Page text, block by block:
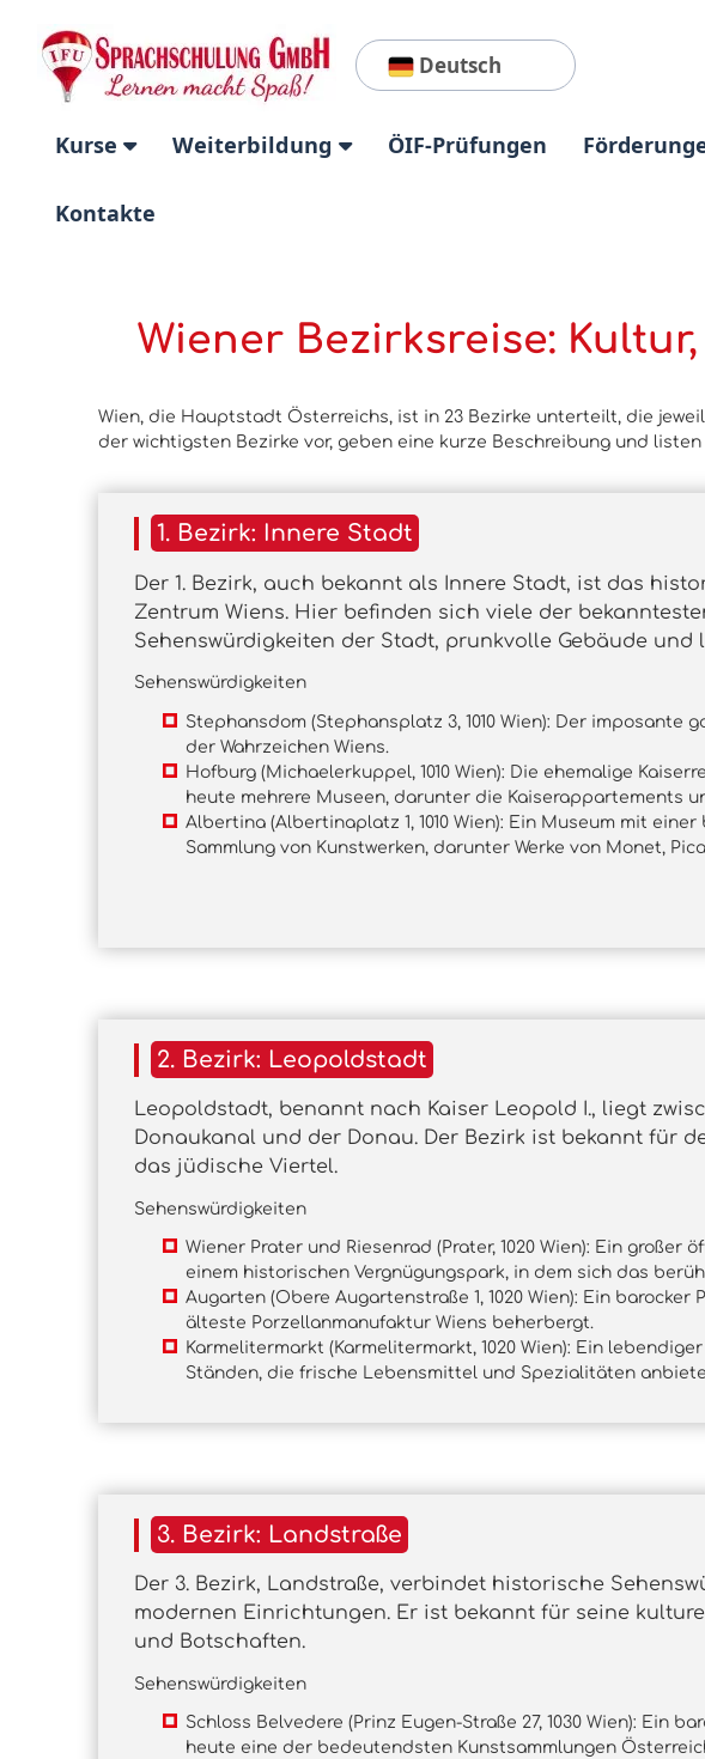
Deutsch
Kurse Weiterbildung ÖIF-Prüfungen
Kontakte
Wiener Bezirksreise:
Wien, die Hauptstadt Österreichs, ist in 23 Bezirke unterteilt, die
der wichtigsten Bezirke vor, geben eine kurze Beschreibung und
1. Bezirk: Innere Stadt
Der 1. Bezirk, auch bekannt als Innere Stadt, ist das
Zentrum Wiens. Hier befinden sich viele der
Sehenswürdigkeiten der Stadt, prunkvolle Gebäude und
Sehenswürdigkeiten
Stephansdom (Stephansplatz 3, 1010 Wien): Der imposante
der Wahrzeichen Wiens.
Hofburg (Michaelerkuppel, 1010 Wien): Die ehemalige
heute mehrere Museen, darunter die Kaiserappartements
Albertina (Albertinaplatz 1, 1010 Wien): Ein Museum mit
Sammlung von Kunstwerken, darunter Werke von Monet,
2. Bezirk: Leopoldstadt
Leopoldstadt, benannt nach Kaiser Leopold I., liegt
Donaukanal und der Donau. Der Bezirk ist bekannt für
das jüdische Viertel.
Sehenswürdigkeiten
Wiener Prater und Riesenrad (Prater, 1020 Wien): Ein großer
einem historischen Vergnügungspark, in dem sich das
Augarten (Obere Augartenstraße 1, 1020 Wien): Ein barocker
älteste Porzellanmanufaktur Wiens beherbergt.
Karmelitermarkt (Karmelitermarkt, 1020 Wien): Ein
Ständen, die frische Lebensmittel und Spezialitäten
3. Bezirk: Landstraße
Der 3. Bezirk, Landstraße, verbindet historische
modernen Einrichtungen. Er ist bekannt für seine
und Botschaften.
Sehenswürdigkeiten
Schloss Belvedere (Prinz Eugen-Straße 27, 1030 Wien): Ein
heute eine der bedeutendsten Kunstsammlungen